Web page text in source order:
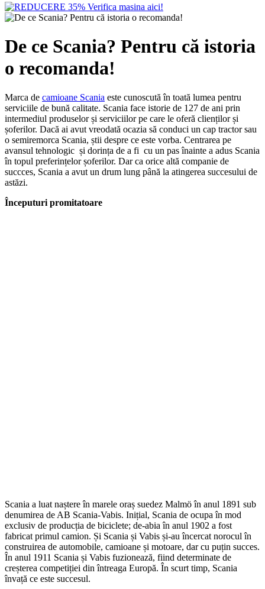
De ce Scania? Pentru că istoria
o recomanda!
Marca de camioane Scania este cunoscută în toată lumea pentru
serviciile de bună calitate. Scania face istorie de 127 de ani prin
intermediul produselor și serviciilor pe care le oferă clienților și
șoferilor. Dacă ai avut vreodată ocazia să conduci un cap tractor sau
o semiremorca Scania, știi despre ce este vorba. Centrarea pe
avansul tehnologic și dorința de a fi cu un pas înainte a adus Scania
în topul preferințelor șoferilor. Dar ca orice altă companie de
succces, Scania a avut un drum lung până la atingerea succesului de
astăzi.
Începuturi promitatoare
Scania a luat naștere în marele oraș suedez Malmö în anul 1891 sub
denumirea de AB Scania-Vabis. Inițial, Scania de ocupa în mod
exclusiv de producția de biciclete; de-abia în anul 1902 a fost
fabricat primul camion. Și Scania și Vabis și-au încercat norocul în
construirea de automobile, camioane și motoare, dar cu puțin succes.
În anul 1911 Scania și Vabis fuzionează, fiind determinate de
creșterea competiției din întreaga Europă. În scurt timp, Scania
învață ce este succesul.